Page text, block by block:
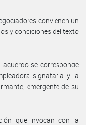
convienen un
y condiciones del texto
se corresponde
signataria y la
emergente de su
que invocan con la